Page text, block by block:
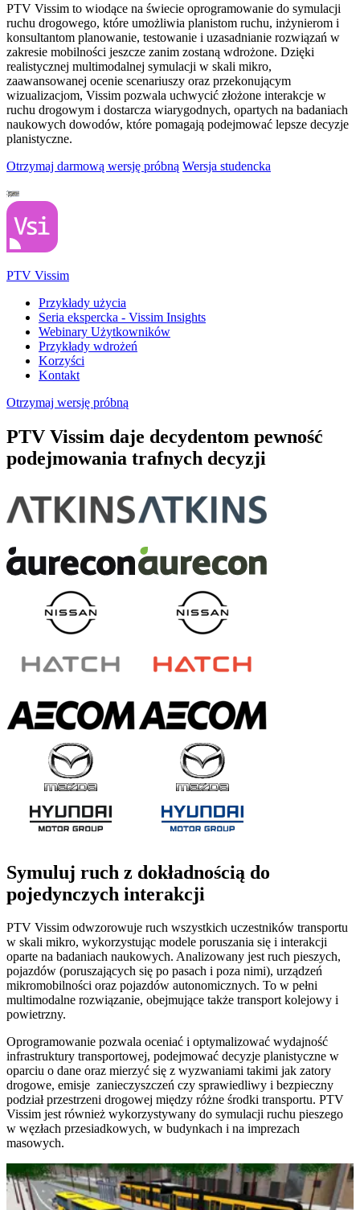
PTV Vissim to wiodące na świecie oprogramowanie do symulacji
ruchu drogowego, które umożliwia planistom ruchu, inżynierom i
konsultantom planowanie, testowanie i uzasadnianie rozwiązań w
zakresie mobilności jeszcze zanim zostaną wdrożone. Dzięki
realistycznej multimodalnej symulacji w skali mikro,
zaawansowanej ocenie scenariuszy oraz przekonującym
wizualizacjom, Vissim pozwala uchwycić złożone interakcje w
ruchu drogowym i dostarcza wiarygodnych, opartych na badaniach
naukowych dowodów, które pomagają podejmować lepsze decyzje
planistyczne.
Otrzymaj darmową wersję próbną Wersja studencka
PTV Vissim
Przykłady użycia
Seria ekspercka - Vissim Insights
Webinary Użytkowników
Przykłady wdrożeń
Korzyści
Kontakt
Otrzymaj wersję próbną
PTV Vissim daje decydentom pewność
podejmowania trafnych decyzji
Symuluj ruch z dokładnością do
pojedynczych interakcji
PTV Vissim odwzorowuje ruch wszystkich uczestników transportu
w skali mikro, wykorzystując modele poruszania się i interakcji
oparte na badaniach naukowych. Analizowany jest ruch pieszych,
pojazdów (poruszających się po pasach i poza nimi), urządzeń
mikromobilności oraz pojazdów autonomicznych. To w pełni
multimodalne rozwiązanie, obejmujące także transport kolejowy i
powietrzny.
Oprogramowanie pozwala oceniać i optymalizować wydajność
infrastruktury transportowej, podejmować decyzje planistyczne w
oparciu o dane oraz mierzyć się z wyzwaniami takimi jak zatory
drogowe, emisje zanieczyszczeń czy sprawiedliwy i bezpieczny
podział przestrzeni drogowej między różne środki transportu. PTV
Vissim jest również wykorzystywany do symulacji ruchu pieszego
w węzłach przesiadkowych, w budynkach i na imprezach
masowych.